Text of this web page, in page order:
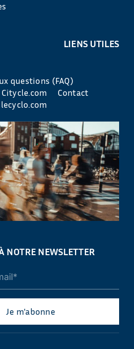
LIENS UTILES
questions (FAQ)
Contact
NOTRE NEWSLETTER
Je m'abonne